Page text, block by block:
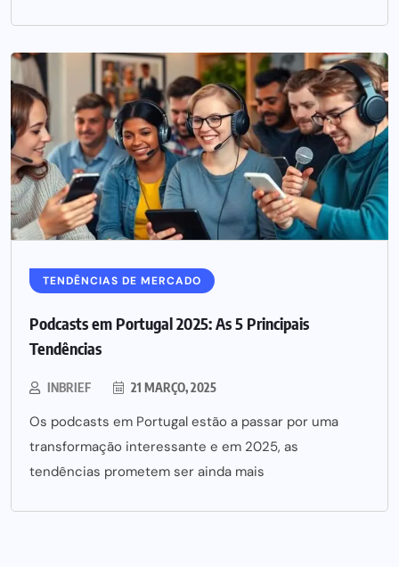
TENDÊNCIAS DE MERCADO
Podcasts em Portugal 2025: As 5 Principais
Tendências
INBRIEF 21 MARÇO, 2025
Os podcasts em Portugal estão a passar por uma
transformação interessante e em 2025, as
tendências prometem ser ainda mais